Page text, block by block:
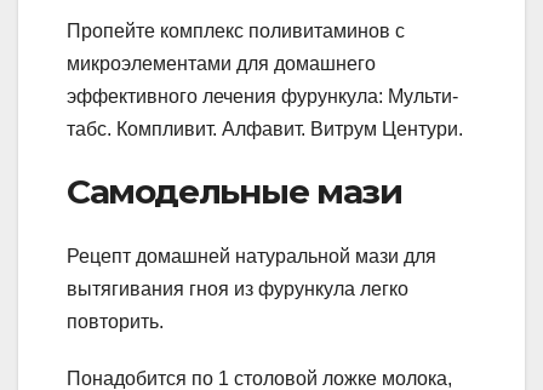
Пропейте комплекс поливитаминов с
микроэлементами для домашнего
эффективного лечения фурункула: Мульти-
табс. Компливит. Алфавит. Витрум Центури.
Самодельные мази
Рецепт домашней натуральной мази для
вытягивания гноя из фурункула легко
повторить.
Понадобится по 1 столовой ложке молока,